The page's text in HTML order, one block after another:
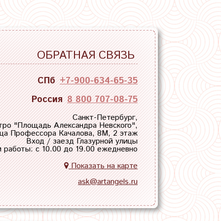
ОБРАТНАЯ СВЯЗЬ
СПб +7-900-634-65-35
Россия 8 800 707-08-75
Санкт-Петербург,
"Площадь Александра Невского",
Профессора Качалова, 8М, 2 этаж
Вход / заезд Глазурной улицы
с 10.00 до 19.00 ежедневно
Показать на карте
ask@artangels.ru